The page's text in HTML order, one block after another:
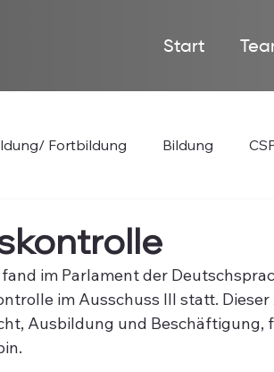
Start
Fortbildung Bildung
im Parlament der
im Ausschuss III statt. Dieser
Ausbildung und Beschäftigung,